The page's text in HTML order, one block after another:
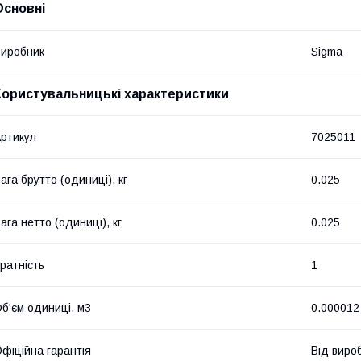
Sigma
характеристики
7025011
брутто (одиниці), кг 0.025
нетто (одиниці), кг 0.025
1
одиниці, м3 0.000012
гарантія Від